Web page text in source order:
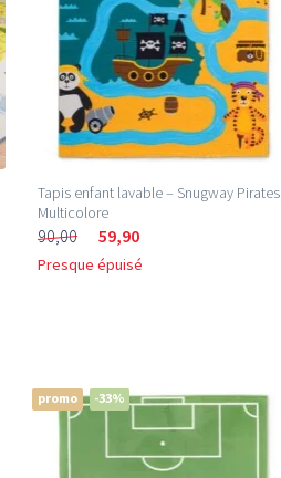
Tapis enfant lavable – Snugway Pirates
Multicolore
90,00 59,90
Presque épuisé
promo -33%